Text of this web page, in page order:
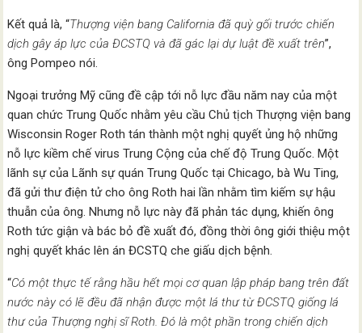
Kết quả là, “Thượng viện bang California đã quỳ gối trước chiến
dịch gây áp lực của ĐCSTQ và đã gác lại dự luật đề xuất trên”,
ông Pompeo nói.
Ngoại trưởng Mỹ cũng đề cập tới nỗ lực đầu năm nay của một
quan chức Trung Quốc nhằm yêu cầu Chủ tịch Thượng viện bang
Wisconsin Roger Roth tán thành một nghị quyết ủng hộ những
nỗ lực kiềm chế virus Trung Cộng của chế độ Trung Quốc. Một
lãnh sự của Lãnh sự quán Trung Quốc tại Chicago, bà Wu Ting,
đã gửi thư điện tử cho ông Roth hai lần nhằm tìm kiếm sự hậu
thuẫn của ông. Nhưng nỗ lực này đã phản tác dụng, khiến ông
Roth tức giận và bác bỏ đề xuất đó, đồng thời ông giới thiệu một
nghị quyết khác lên án ĐCSTQ che giấu dịch bệnh.
“Có một thực tế rằng hầu hết mọi cơ quan lập pháp bang trên đất
nước này có lẽ đều đã nhận được một lá thư từ ĐCSTQ giống lá
thư của Thượng nghị sĩ Roth. Đó là một phần trong chiến dịch